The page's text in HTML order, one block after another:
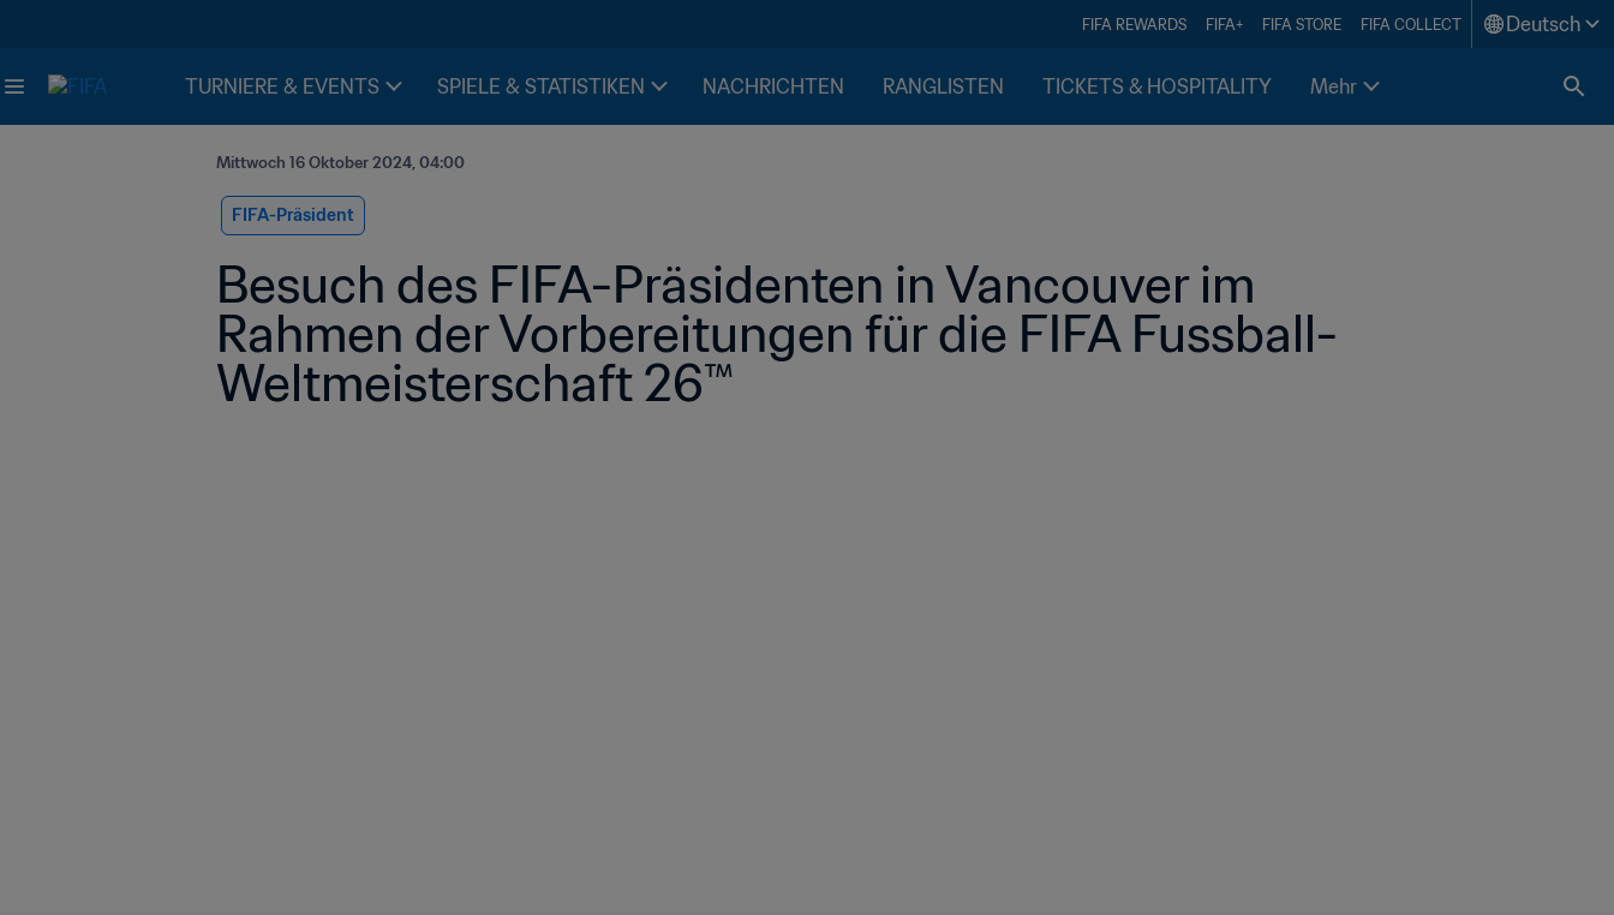
FIFA REWARDS FIFA+ FIFA STORE FIFA COLLECT Deutsch
TURNIERE & EVENTS SPIELE & STATISTIKEN NACHRICHTEN RANGLISTEN TICKETS & HOSPITALITY Mehr
Mittwoch 16 Oktober 2024, 04:00
FIFA-Präsident
Besuch des FIFA-Präsidenten in Vancouver im
Rahmen der Vorbereitungen für die FIFA Fussball-
Weltmeisterschaft 26™